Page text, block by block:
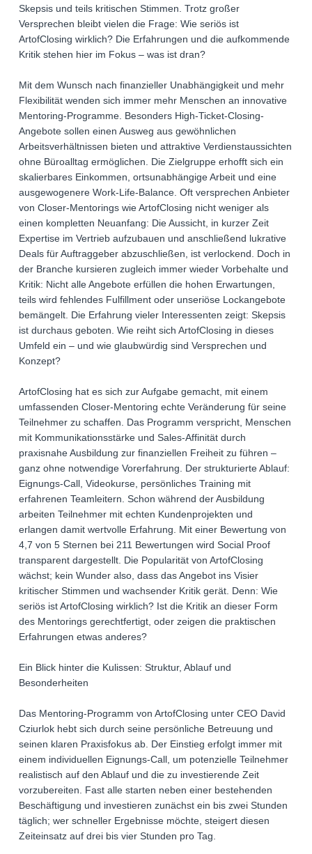
Skepsis und teils kritischen Stimmen. Trotz großer
Versprechen bleibt vielen die Frage: Wie seriös ist
ArtofClosing wirklich? Die Erfahrungen und die aufkommende
Kritik stehen hier im Fokus – was ist dran?
Mit dem Wunsch nach finanzieller Unabhängigkeit und mehr
Flexibilität wenden sich immer mehr Menschen an innovative
Mentoring-Programme. Besonders High-Ticket-Closing-
Angebote sollen einen Ausweg aus gewöhnlichen
Arbeitsverhältnissen bieten und attraktive Verdienstaussichten
ohne Büroalltag ermöglichen. Die Zielgruppe erhofft sich ein
skalierbares Einkommen, ortsunabhängige Arbeit und eine
ausgewogenere Work-Life-Balance. Oft versprechen Anbieter
von Closer-Mentorings wie ArtofClosing nicht weniger als
einen kompletten Neuanfang: Die Aussicht, in kurzer Zeit
Expertise im Vertrieb aufzubauen und anschließend lukrative
Deals für Auftraggeber abzuschließen, ist verlockend. Doch in
der Branche kursieren zugleich immer wieder Vorbehalte und
Kritik: Nicht alle Angebote erfüllen die hohen Erwartungen,
teils wird fehlendes Fulfillment oder unseriöse Lockangebote
bemängelt. Die Erfahrung vieler Interessenten zeigt: Skepsis
ist durchaus geboten. Wie reiht sich ArtofClosing in dieses
Umfeld ein – und wie glaubwürdig sind Versprechen und
Konzept?
ArtofClosing hat es sich zur Aufgabe gemacht, mit einem
umfassenden Closer-Mentoring echte Veränderung für seine
Teilnehmer zu schaffen. Das Programm verspricht, Menschen
mit Kommunikationsstärke und Sales-Affinität durch
praxisnahe Ausbildung zur finanziellen Freiheit zu führen –
ganz ohne notwendige Vorerfahrung. Der strukturierte Ablauf:
Eignungs-Call, Videokurse, persönliches Training mit
erfahrenen Teamleitern. Schon während der Ausbildung
arbeiten Teilnehmer mit echten Kundenprojekten und
erlangen damit wertvolle Erfahrung. Mit einer Bewertung von
4,7 von 5 Sternen bei 211 Bewertungen wird Social Proof
transparent dargestellt. Die Popularität von ArtofClosing
wächst; kein Wunder also, dass das Angebot ins Visier
kritischer Stimmen und wachsender Kritik gerät. Denn: Wie
seriös ist ArtofClosing wirklich? Ist die Kritik an dieser Form
des Mentorings gerechtfertigt, oder zeigen die praktischen
Erfahrungen etwas anderes?
Ein Blick hinter die Kulissen: Struktur, Ablauf und
Besonderheiten
Das Mentoring-Programm von ArtofClosing unter CEO David
Cziurlok hebt sich durch seine persönliche Betreuung und
seinen klaren Praxisfokus ab. Der Einstieg erfolgt immer mit
einem individuellen Eignungs-Call, um potenzielle Teilnehmer
realistisch auf den Ablauf und die zu investierende Zeit
vorzubereiten. Fast alle starten neben einer bestehenden
Beschäftigung und investieren zunächst ein bis zwei Stunden
täglich; wer schneller Ergebnisse möchte, steigert diesen
Zeiteinsatz auf drei bis vier Stunden pro Tag.